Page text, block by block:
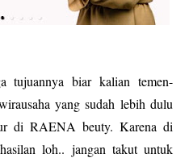
tujuannya biar kalian temen-
yang sudah lebih dulu
di RAENA beuty. Karena di
loh.. jangan takut untuk